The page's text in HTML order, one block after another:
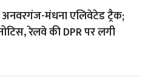
अनवरगंज-मंधना एलिवेटेड ट्रैक;
रेलवे की DPR पर लगी